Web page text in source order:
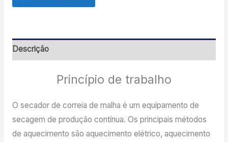
Descrição
Princípio de trabalho
O secador de correia de malha é um equipamento de
secagem de produção contínua. Os principais métodos
de aquecimento são aquecimento elétrico, aquecimento